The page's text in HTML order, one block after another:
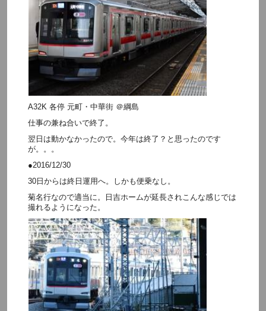
A32K 各停 元町・中華街 ＠綱島
仕事の兼ね合いで終了。
翌日は動かなかったので。今年は終了？と思ったのです
が。。。
●2016/12/30
30日からは終日運用へ。しかも便乗なし。
菊名行なので適当に。日吉ホームが延長されこんな感じでは
撮れるようになった。